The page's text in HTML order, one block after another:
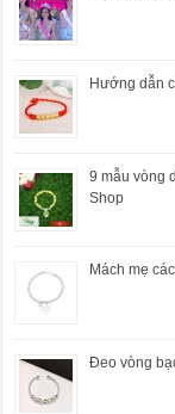
Hướng dẫn
9 mẫu vòng
Shop
Mách mẹ
Đeo vòng